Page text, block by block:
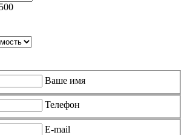
Ваше имя
Телефон
E-mail